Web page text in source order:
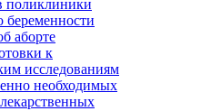
поликлиники
аборте
к
исследованиям
необходимых